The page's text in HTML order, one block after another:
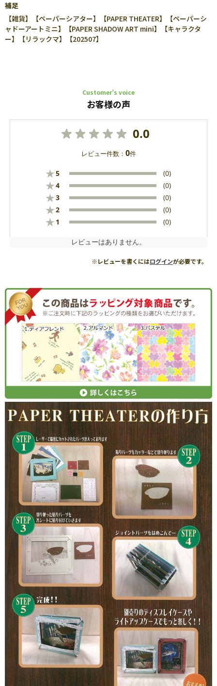
補足
【雑貨】【ペーパーシアター】【PAPER THEATER】【ペーパーシ
ャドーアートミニ】【PAPER SHADOW ART mini】【キャラクタ
ー】【リラックマ】【202507】
Customer’s voice
お客様の声
0.0
レビュー件数： 0件
★5 (0)
★4 (0)
★3 (0)
★2 (0)
★ 1 (0)
レビューはありません。
※レビューを書くにはログインが必要です。